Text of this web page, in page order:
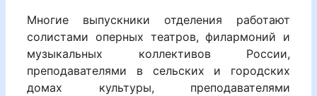
Многие выпускники отделения работают
солистами оперных театров, филармоний и
музыкальных коллективов России,
преподавателями в сельских и городских
домах культуры, преподавателями